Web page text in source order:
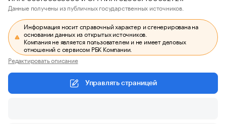
Данные получены из публичных государственных источников.
Информация носит справочный характер и сгенерирована на
основании данных из открытых источников.
Компания не является пользователем и не имеет деловых
отношений с сервисом РБК Компании.
Редактировать описание
Управлять страницей